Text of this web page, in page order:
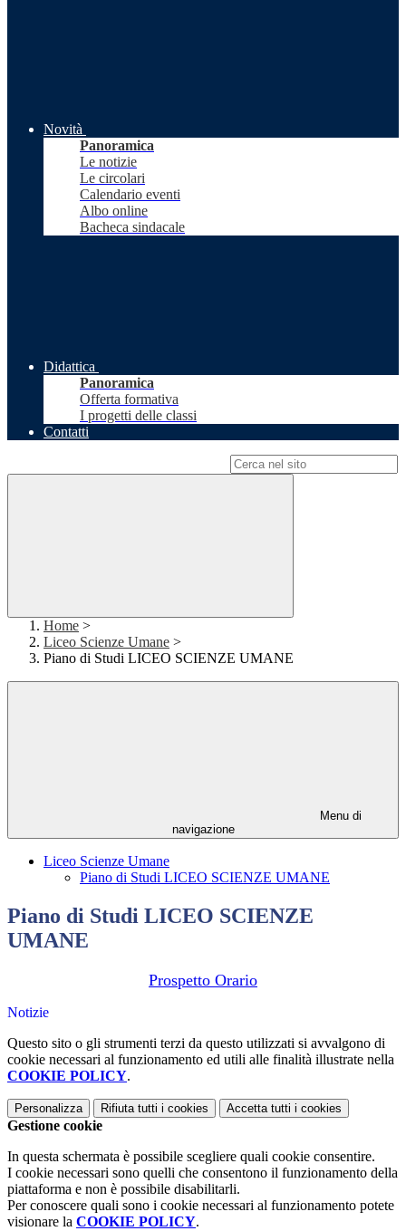
Novità
Panoramica
Le notizie
Le circolari
Calendario eventi
Albo online
Bacheca sindacale
Didattica
Panoramica
Offerta formativa
I progetti delle classi
Contatti
Home >
Liceo Scienze Umane >
Piano di Studi LICEO SCIENZE UMANE
Menu di
navigazione
Liceo Scienze Umane
Piano di Studi LICEO SCIENZE UMANE
Piano di Studi LICEO SCIENZE
UMANE
Prospetto Orario
Notizie
Questo sito o gli strumenti terzi da questo utilizzati si avvalgono di
cookie necessari al funzionamento ed utili alle finalità illustrate nella
COOKIE POLICY.
Personalizza Rifiuta tutti i cookies Accetta tutti i cookies
Gestione cookie
In questa schermata è possibile scegliere quali cookie consentire.
I cookie necessari sono quelli che consentono il funzionamento della
piattaforma e non è possibile disabilitarli.
Per conoscere quali sono i cookie necessari al funzionamento potete
visionare la COOKIE POLICY.